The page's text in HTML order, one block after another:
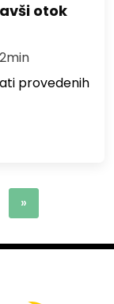
otok
provedenih
»